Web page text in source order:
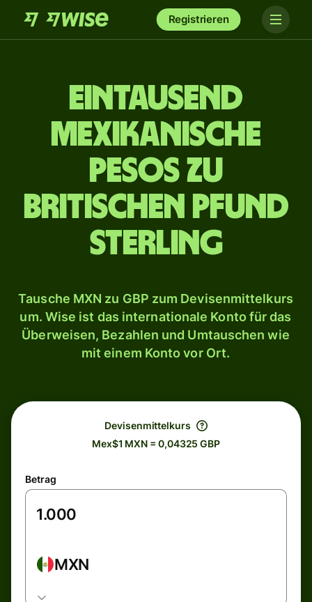
Registrieren
ein­tausend
mexikanische
Pesos zu
britischen Pfund
Sterling
Tausche MXN zu GBP zum Devisenmittelkurs
um. Wise ist das internationale Konto für das
Überweisen, Bezahlen und Umtauschen wie
mit einem Konto vor Ort.
Devisenmittelkurs
Mex$1 MXN = 0,04325 GBP
Betrag
MXN